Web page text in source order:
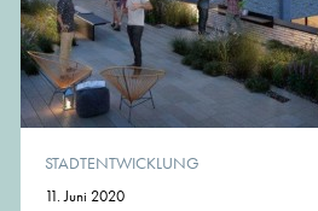
STADTENTWICKLUNG
11. Juni 2020